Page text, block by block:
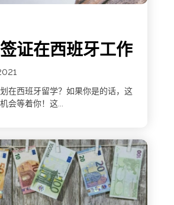
证在西班牙工作
在西班牙留学？如果你是的话，这
会等着你！这...